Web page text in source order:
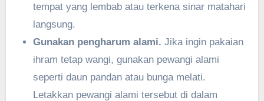
tempat yang lembab atau terkena sinar matahari
langsung.
Gunakan pengharum alami. Jika ingin pakaian
ihram tetap wangi, gunakan pewangi alami
seperti daun pandan atau bunga melati.
Letakkan pewangi alami tersebut di dalam